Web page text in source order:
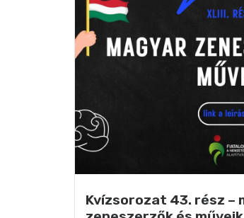
Kvízsorozat 43. rész –